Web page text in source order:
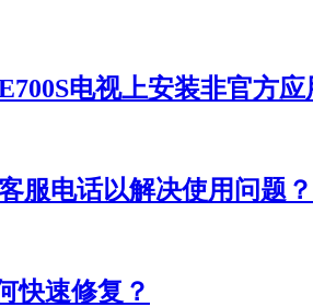
电视上安装非官方应
服电话以解决使用问题？
快速修复？